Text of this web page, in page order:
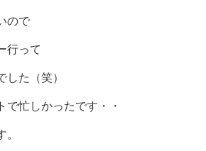
ので
行って
した（笑）
で忙しかったです・・